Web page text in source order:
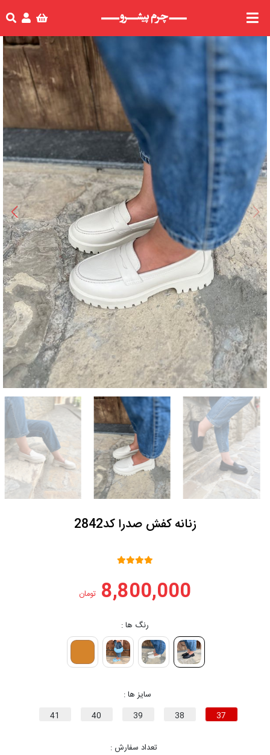
زنانه کفش صدرا کد2842
8,800,000 تومان
رنگ ها :
سایز ها :
37
38
39
40
41
تعداد سفارش :